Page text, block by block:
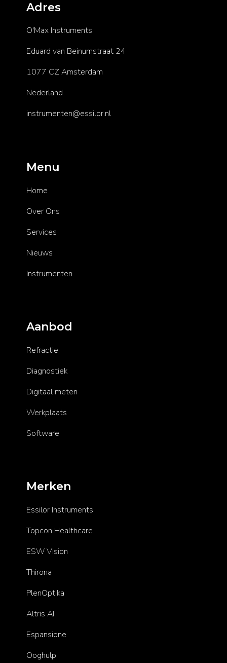
Adres
O'Max Instruments
Eduard van Beinumstraat 24
1077 CZ Amsterdam
Nederland
instrumenten@essilor.nl
Menu
Home
Over Ons
Services
Nieuws
Instrumenten
Aanbod
Refractie
Diagnostiek
Digitaal meten
Werkplaats
Software
Merken
Essilor Instruments
Topcon Healthcare
ESW Vision
Thirona
PlenOptika
Altris AI
Espansione
Ooghulp